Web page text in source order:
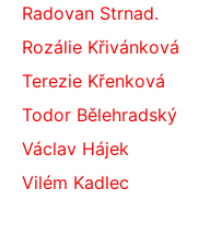
Radovan Strnad.
Rozálie Křivánková
Terezie Křenková
Todor Bělehradský
Václav Hájek
Vilém Kadlec